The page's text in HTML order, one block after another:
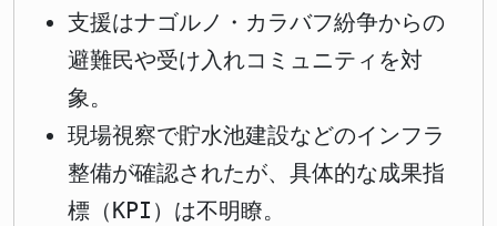
支援はナゴルノ・カラバフ紛争からの
避難民や受け入れコミュニティを対
象。
現場視察で貯水池建設などのインフラ
整備が確認されたが、具体的な成果指
標（KPI）は不明瞭。